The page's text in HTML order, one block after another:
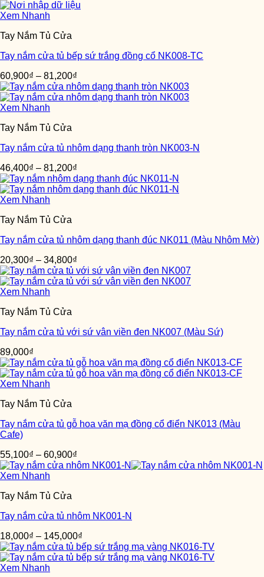
Xem Nhanh
Tay Nắm Tủ Cửa
Tay nắm cửa tủ bếp sứ trắng đồng cổ NK008-TC
60,900₫ – 81,200₫
Xem Nhanh
Tay Nắm Tủ Cửa
Tay nắm cửa tủ nhôm dạng thanh tròn NK003-N
46,400₫ – 81,200₫
Xem Nhanh
Tay Nắm Tủ Cửa
Tay nắm cửa tủ nhôm dạng thanh đúc NK011 (Màu Nhôm Mờ)
20,300₫ – 34,800₫
Xem Nhanh
Tay Nắm Tủ Cửa
Tay nắm cửa tủ với sứ vân viền đen NK007 (Màu Sứ)
89,000₫
Xem Nhanh
Tay Nắm Tủ Cửa
Tay nắm cửa tủ gỗ hoa văn mạ đồng cổ điển NK013 (Màu
Cafe)
55,100₫ – 60,900₫
Xem Nhanh
Tay Nắm Tủ Cửa
Tay nắm cửa tủ nhôm NK001-N
18,000₫ – 145,000₫
Xem Nhanh